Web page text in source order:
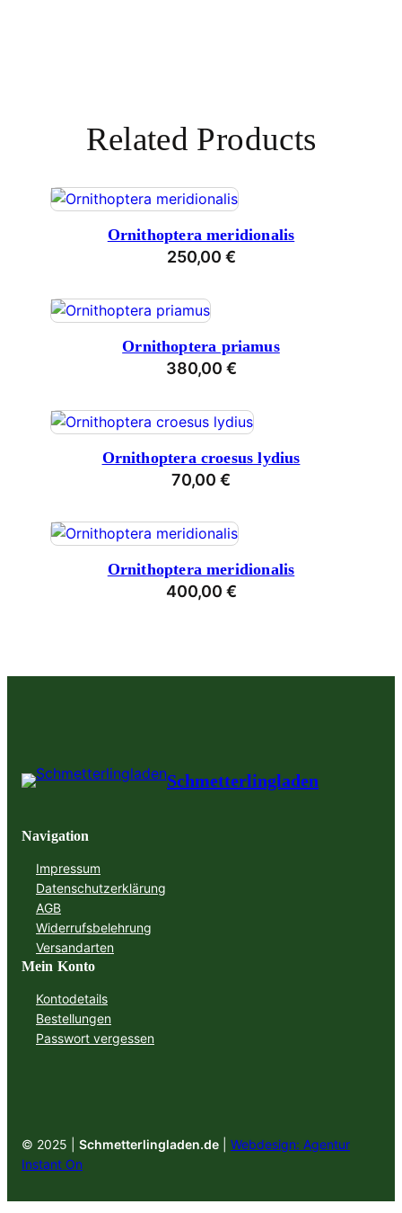
Related Products
Ornithoptera meridionalis
250,00 €
Ornithoptera priamus
380,00 €
Ornithoptera croesus lydius
70,00 €
Ornithoptera meridionalis
400,00 €
Schmetterlingladen
Navigation
Impressum
Datenschutzerklärung
AGB
Widerrufsbelehrung
Versandarten
Mein Konto
Kontodetails
Bestellungen
Passwort vergessen
© 2025 | Schmetterlingladen.de
Webdesign: Agentur
Instant On